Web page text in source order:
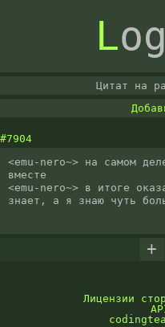
Log
Цитат на
#7904
<emu-nero~> на самом
вместе
<emu-nero~> в итоге
знает, а я знаю чуть
+
Лицензии